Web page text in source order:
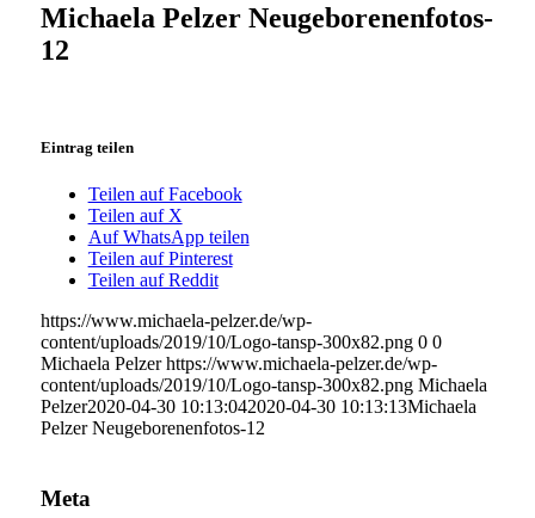
Michaela Pelzer Neugeborenenfotos-
12
Eintrag teilen
Teilen auf Facebook
Teilen auf X
Auf WhatsApp teilen
Teilen auf Pinterest
Teilen auf Reddit
https://www.michaela-pelzer.de/wp-
content/uploads/2019/10/Logo-tansp-300x82.png 0 0
Michaela Pelzer https://www.michaela-pelzer.de/wp-
content/uploads/2019/10/Logo-tansp-300x82.png Michaela
Pelzer2020-04-30 10:13:042020-04-30 10:13:13Michaela
Pelzer Neugeborenenfotos-12
Meta